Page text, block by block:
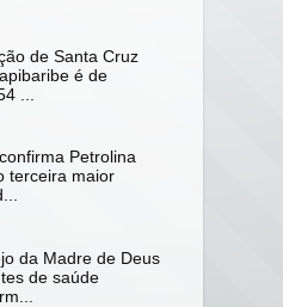
de Santa Cruz
é de
...
Petrolina
terceira maior
da Madre de Deus
de saúde